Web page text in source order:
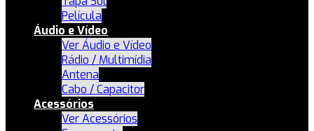
Película
Áudio e Vídeo
Ver Áudio e Vídeo
Rádio / Multimídia
Antena
Cabo / Capacitor
Acessórios
Ver Acessórios